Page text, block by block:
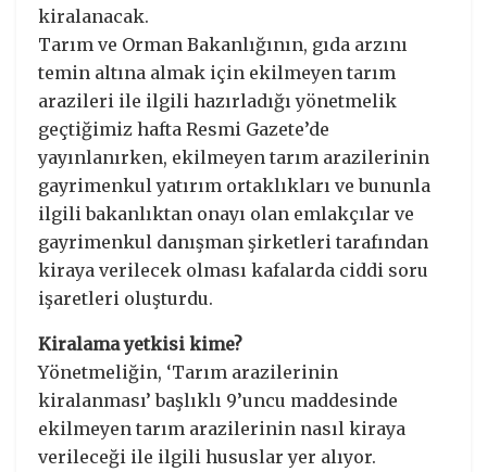
kiralanacak.
Tarım ve Orman Bakanlığının, gıda arzını
temin altına almak için ekilmeyen tarım
arazileri ile ilgili hazırladığı yönetmelik
geçtiğimiz hafta Resmi Gazete’de
yayınlanırken, ekilmeyen tarım arazilerinin
gayrimenkul yatırım ortaklıkları ve bununla
ilgili bakanlıktan onayı olan emlakçılar ve
gayrimenkul danışman şirketleri tarafından
kiraya verilecek olması kafalarda ciddi soru
işaretleri oluşturdu.
Kiralama yetkisi kime?
Yönetmeliğin, ‘Tarım arazilerinin
kiralanması’ başlıklı 9’uncu maddesinde
ekilmeyen tarım arazilerinin nasıl kiraya
verileceği ile ilgili hususlar yer alıyor.